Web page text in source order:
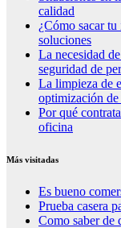
calidad
¿Cómo sacar tu idea al mercado? Art Aurea Studio tiene las
soluciones
La necesidad de rampas accesibles de calidad para la
seguridad de
La limpieza de equipos industriales como factor clave en la
optimización de
Por qué contratar una empresa de limpieza profesional para la
oficina
Más visitadas
Es bueno
Prueba casera
Como saber